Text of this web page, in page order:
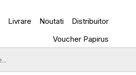
Livrare Noutati
Distribuitor
Voucher Papirus